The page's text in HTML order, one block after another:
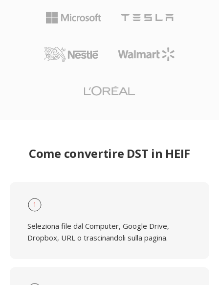
Come convertire DST in HEIF
1
Seleziona file dal Computer, Google Drive,
Dropbox, URL o trascinandoli sulla pagina.